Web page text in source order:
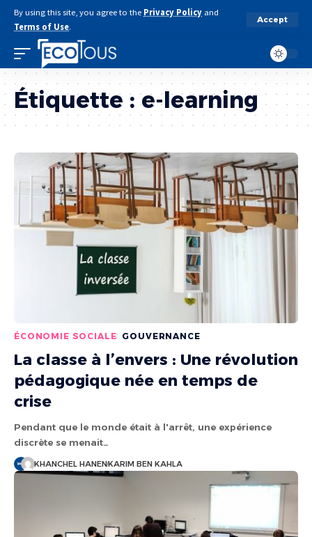
By using this site, you agree to the Privacy Policy and
Terms of Use.
Accept
Étiquette :e-learning
ÉCONOMIE SOCIALE GOUVERNANCE
La classe à l’envers : Une révolution
pédagogique née en temps de
crise
Pendant que le monde était à l'arrêt, une expérience
discrète se menait…
KHANCHEL HANENKARIM BEN KAHLA